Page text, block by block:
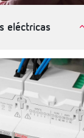
eléctricas
críticas